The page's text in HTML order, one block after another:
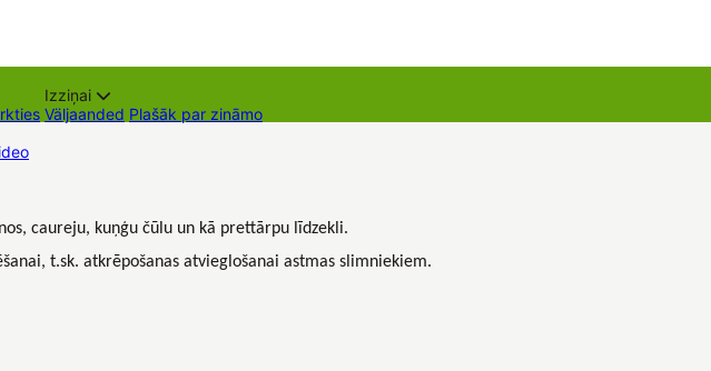
Izziņai
Väljaanded Plašāk par zināmo
caureju, kuņģu čūlu un kā prettārpu līdzekli.
t.sk. atkrēpošanas atvieglošanai astmas slimniekiem.